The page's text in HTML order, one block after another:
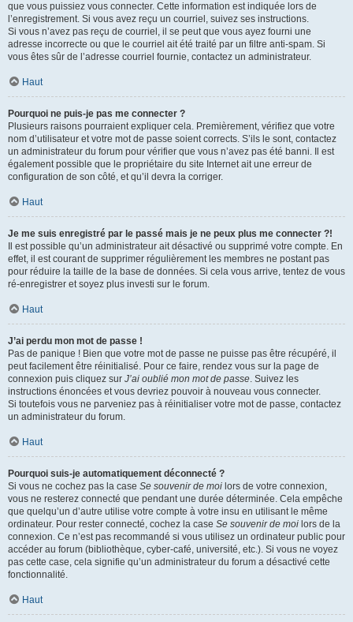
que vous puissiez vous connecter. Cette information est indiquée lors de
l’enregistrement. Si vous avez reçu un courriel, suivez ses instructions.
Si vous n’avez pas reçu de courriel, il se peut que vous ayez fourni une
adresse incorrecte ou que le courriel ait été traité par un filtre anti-spam. Si
vous êtes sûr de l’adresse courriel fournie, contactez un administrateur.
Haut
Pourquoi ne puis-je pas me connecter ?
Plusieurs raisons pourraient expliquer cela. Premièrement, vérifiez que votre
nom d’utilisateur et votre mot de passe soient corrects. S’ils le sont, contactez
un administrateur du forum pour vérifier que vous n’avez pas été banni. Il est
également possible que le propriétaire du site Internet ait une erreur de
configuration de son côté, et qu’il devra la corriger.
Haut
Je me suis enregistré par le passé mais je ne peux plus me connecter ?!
Il est possible qu’un administrateur ait désactivé ou supprimé votre compte. En
effet, il est courant de supprimer régulièrement les membres ne postant pas
pour réduire la taille de la base de données. Si cela vous arrive, tentez de vous
ré-enregistrer et soyez plus investi sur le forum.
Haut
J’ai perdu mon mot de passe !
Pas de panique ! Bien que votre mot de passe ne puisse pas être récupéré, il
peut facilement être réinitialisé. Pour ce faire, rendez vous sur la page de
connexion puis cliquez sur J’ai oublié mon mot de passe. Suivez les
instructions énoncées et vous devriez pouvoir à nouveau vous connecter.
Si toutefois vous ne parveniez pas à réinitialiser votre mot de passe, contactez
un administrateur du forum.
Haut
Pourquoi suis-je automatiquement déconnecté ?
Si vous ne cochez pas la case Se souvenir de moi lors de votre connexion,
vous ne resterez connecté que pendant une durée déterminée. Cela empêche
que quelqu’un d’autre utilise votre compte à votre insu en utilisant le même
ordinateur. Pour rester connecté, cochez la case Se souvenir de moi lors de la
connexion. Ce n’est pas recommandé si vous utilisez un ordinateur public pour
accéder au forum (bibliothèque, cyber-café, université, etc.). Si vous ne voyez
pas cette case, cela signifie qu’un administrateur du forum a désactivé cette
fonctionnalité.
Haut